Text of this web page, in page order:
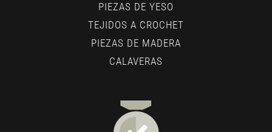
PIEZAS DE YESO
TEJIDOS A CROCHET
PIEZAS DE MADERA
CALAVERAS